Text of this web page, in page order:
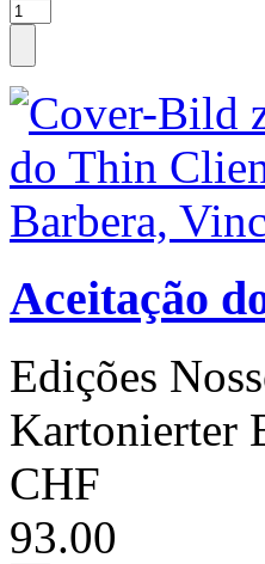
Aceitação
Edições
Kartonierter
CHF
93.00